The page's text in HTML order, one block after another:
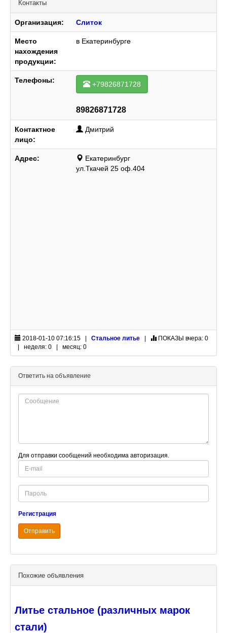
Контакты
Организация: Слиток
Место
нахождения
продукции:
в Екатеринбурге
Телефоны: +79826871728
89826871728
Контактное
лицо:
Дмитрий
Адрес:
Екатеринбург
ул.Ткачей 25 оф.404
2018-01-10 07:16:15 | Стальное литье ПОКАЗЫ вчера: 0
| неделя: 0 | месяц: 0
Ответить на объявление
Для отправки сообщений необходима авторизация.
E-
mail
Password
Регистрация
Отправить
Похожие объявления
Литье стальное (различных марок
стали)